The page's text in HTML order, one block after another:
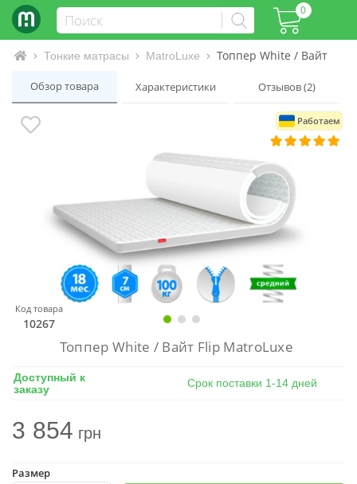
0
Интернет-магазин матрасов и кроватей
Тонкие матрасы MatroLuxe Топпер White / Вайт Flip
Обзор товара Характеристики Отзывов (2)
Работаем
Код товара
10267
Топпер White / Вайт Flip MatroLuxe
Доступный к
заказу
Срок поставки 1-14 дней
3 854грн
Размер